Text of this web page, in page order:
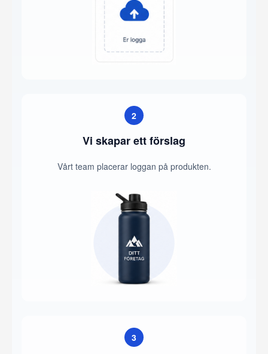
2
Vi skapar ett förslag
Vårt team placerar loggan på produkten.
3